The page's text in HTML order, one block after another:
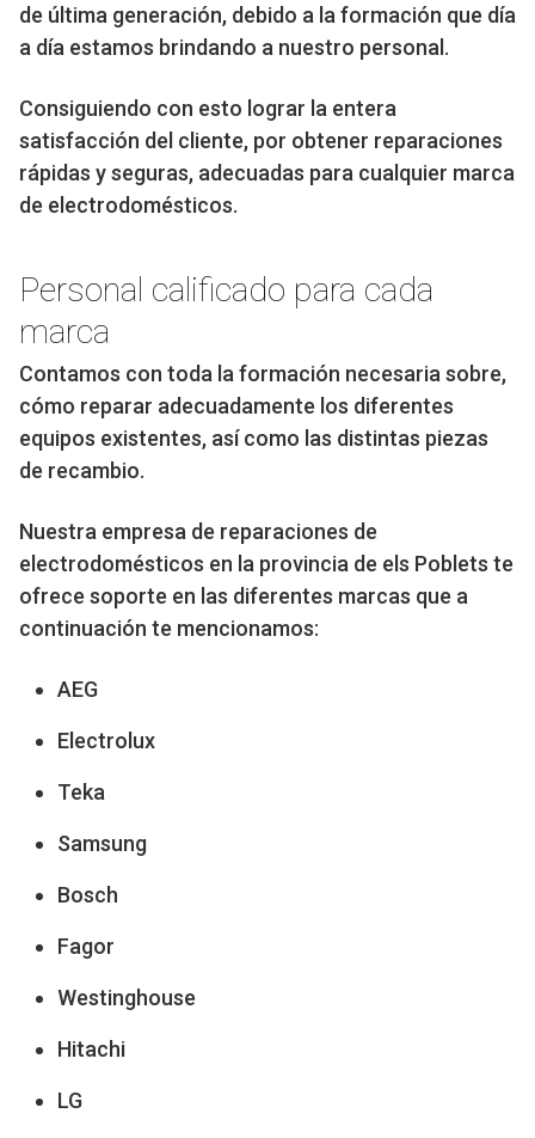
de última generación, debido a la formación que día
a día estamos brindando a nuestro personal.
Consiguiendo con esto lograr la entera
satisfacción del cliente, por obtener reparaciones
rápidas y seguras, adecuadas para cualquier marca
de electrodomésticos.
Personal calificado para cada
marca
Contamos con toda la formación necesaria sobre,
cómo reparar adecuadamente los diferentes
equipos existentes, así como las distintas piezas
de recambio.
Nuestra empresa de reparaciones de
electrodomésticos en la provincia de els Poblets te
ofrece soporte en las diferentes marcas que a
continuación te mencionamos:
AEG
Electrolux
Teka
Samsung
Bosch
Fagor
Westinghouse
Hitachi
LG